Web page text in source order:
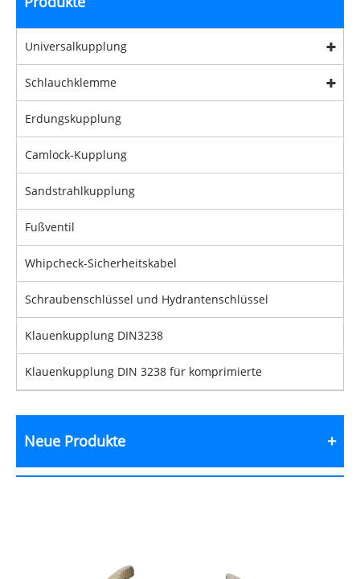
Universalkupplung
Schlauchklemme
Erdungskupplung
Camlock-Kupplung
Sandstrahlkupplung
Fußventil
Whipcheck-Sicherheitskabel
Schraubenschlüssel und Hydrantenschlüssel
Klauenkupplung DIN3238
Klauenkupplung DIN 3238 für komprimierte
Neue Produkte